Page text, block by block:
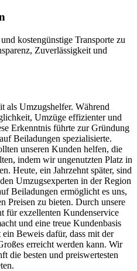
kostengünstige Transporte zu
Zuverlässigkeit und
als Umzugshelfer. Während
Umzüge effizienter und
Erkenntnis führte zur Gründung
Beiladungen spezialisierte.
unseren Kunden helfen, die
indem wir ungenutzten Platz in
Heute, ein Jahrzehnt später, sind
Umzugsexperten in der Region
Beiladungen ermöglicht es uns,
Preisen zu bieten. Durch unsere
für exzellenten Kundenservice
und eine treue Kundenbasis
Beweis dafür, dass mit der
erreicht werden kann. Wir
die besten und preiswertesten